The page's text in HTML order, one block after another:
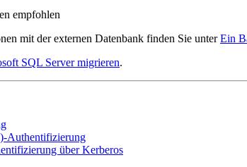
empfohlen
mit der externen Datenbank finden Sie unterEin
SQL Server migrieren.
Authentifizierung
über Kerberos